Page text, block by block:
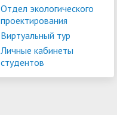
Отдел экологического
проектирования
Виртуальный тур
Личные кабинеты
студентов